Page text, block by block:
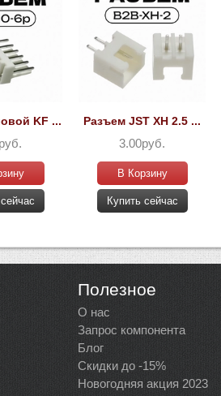
KF ... Разъем JST XH 2.5 ...
3.00руб.
В Корзину
Купить сейчас
Полезное
О нас
Запрос компонента
Блог
Скидки до -15%
Новогодняя акция 2023